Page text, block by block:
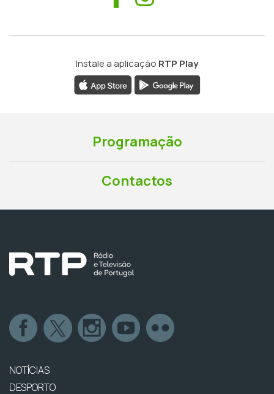
Instale a aplicação RTP Play
Programação
Contactos
NOTÍCIAS
DESPORTO